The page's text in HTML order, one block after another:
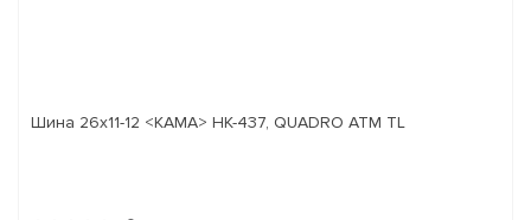
Шина 26х11-12 <КАМА> НК-437, QUADRO ATM TL